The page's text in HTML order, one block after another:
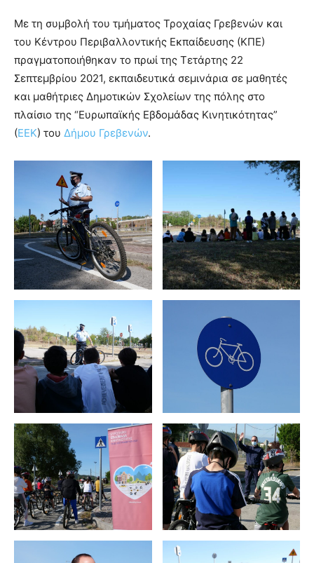
Με τη συμβολή του τμήματος Τροχαίας Γρεβενών και
του Κέντρου Περιβαλλοντικής Εκπαίδευσης (ΚΠΕ)
πραγματοποιήθηκαν το πρωί της Τετάρτης 22
Σεπτεμβρίου 2021, εκπαιδευτικά σεμινάρια σε μαθητές
και μαθήτριες Δημοτικών Σχολείων της πόλης στο
πλαίσιο της “Ευρωπαϊκής Εβδομάδας Κινητικότητας”
(ΕΕΚ) του Δήμου Γρεβενών.